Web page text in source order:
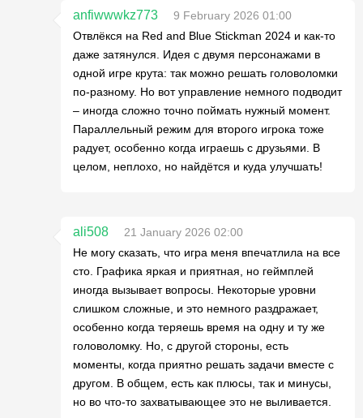
anfiwwwkz773
9 February 2026 01:00
Отвлёкся на Red and Blue Stickman 2024 и как-то
даже затянулся. Идея с двумя персонажами в
одной игре крута: так можно решать головоломки
по-разному. Но вот управление немного подводит
– иногда сложно точно поймать нужный момент.
Параллельный режим для второго игрока тоже
радует, особенно когда играешь с друзьями. В
целом, неплохо, но найдётся и куда улучшать!
ali508
21 January 2026 02:00
Не могу сказать, что игра меня впечатлила на все
сто. Графика яркая и приятная, но геймплей
иногда вызывает вопросы. Некоторые уровни
слишком сложные, и это немного раздражает,
особенно когда теряешь время на одну и ту же
головоломку. Но, с другой стороны, есть
моменты, когда приятно решать задачи вместе с
другом. В общем, есть как плюсы, так и минусы,
но во что-то захватывающее это не выливается.